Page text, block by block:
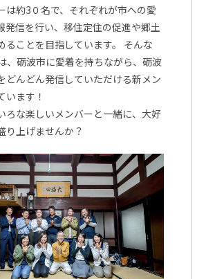
は約3０名で、それぞれが市への愛
発信を行い、移住定住の促進や郷土
ることを目指しています。 そんな
、砺波市に愛着を持ちながら、砺波
どんどん発信していただける新メン
います！
ろな楽しいメンバーと一緒に、大好
り上げませんか？